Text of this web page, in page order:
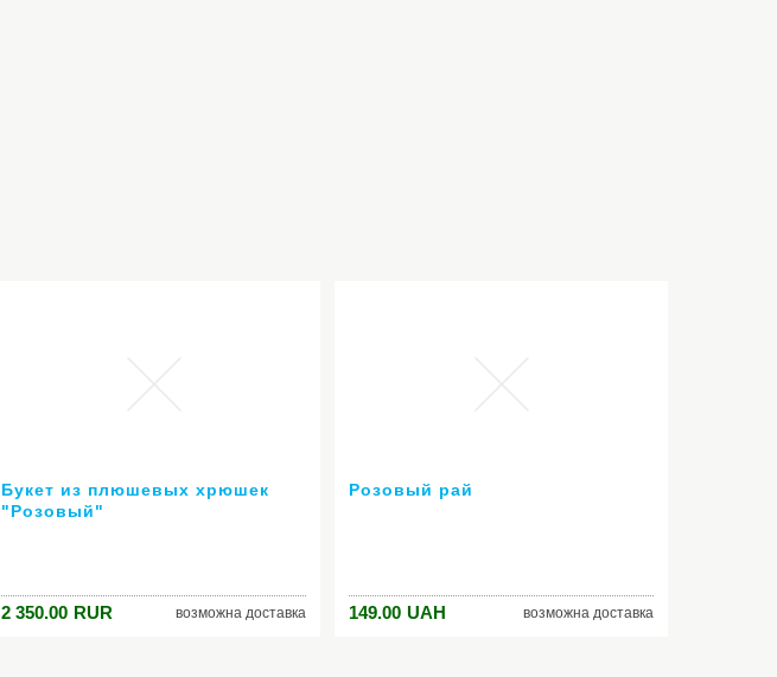
Букет из плюшевых хрюшек
"Розовый"
2 350.00 RUR возможна доставка
Розовый рай
149.00 UAH возможна доставка